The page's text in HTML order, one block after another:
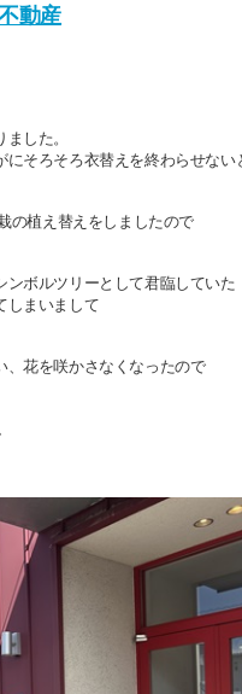
動産
した。
そろそろ衣替えを終わらせない
の植え替えをしましたので
ボルツリーとして君臨していた
しまいまして
、花を咲かさなくなったので